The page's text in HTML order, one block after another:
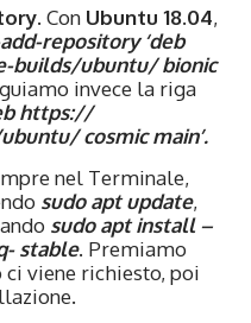
. Con Ubuntu 18.04,
repository ‘deb
builds/ubuntu/ bionic
invece la riga
https://
cosmic main’.
nel Terminale,
sudo apt update,
sudo apt install –
stable. Premiamo
ci viene richiesto, poi